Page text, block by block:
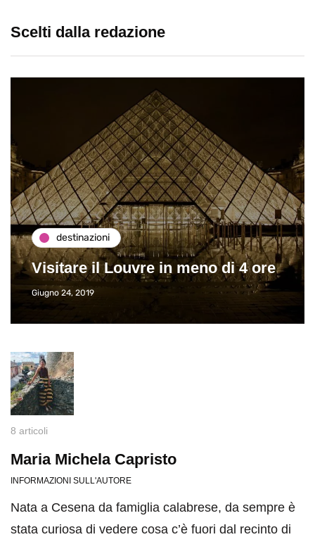
Scelti dalla redazione
destinazioni
Visitare il Louvre in meno di 4 ore
Giugno 24, 2019
8 articoli
Maria Michela Capristo
INFORMAZIONI SULL'AUTORE
Nata a Cesena da famiglia calabrese, da sempre è
stata curiosa di vedere cosa c’è fuori dal recinto di